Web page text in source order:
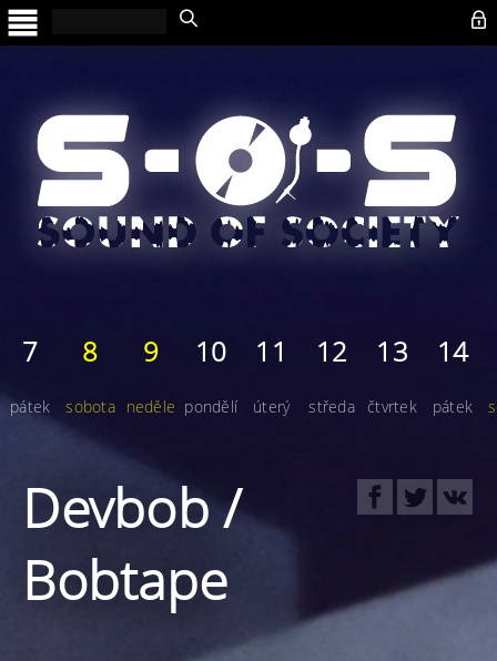

7
pátek
8
sobota
9
neděle
10
pondělí
11
úterý
12
středa
13
čtvrtek
14
pátek
Devbob /
Bobtape